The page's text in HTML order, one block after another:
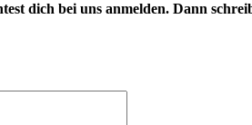
dich bei uns anmelden. Dann